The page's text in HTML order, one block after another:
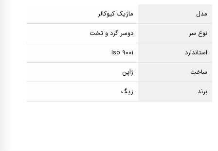
مدل
ماژیک کیوکالر
نوع سر
دوسر گرد و تخت
استاندارد
Iso 9001
ساخت
ژاپن
برند
زیگ